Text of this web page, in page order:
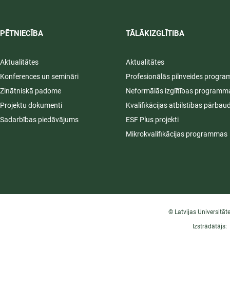
PĒTNIECĪBA
Aktualitātes
Konferences un semināri
Zinātniskā padome
Projektu dokumenti
Sadarbības piedāvājums
TĀLĀKIZGLĪTIBA
Aktualitātes
Profesionālās pilnveides
Neformālās izglītības
Kvalifikācijas atbilstības
ESF Plus projekti
Mikrokvalifikācijas programmas
© Latvijas
Izstrādātājs: